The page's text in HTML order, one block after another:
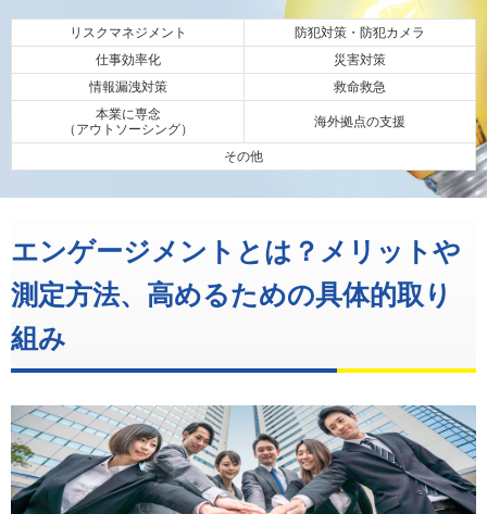
リスクマネジメント
防犯対策・防犯カメラ
仕事効率化
災害対策
情報漏洩対策
救命救急
本業に専念
（アウトソーシング）
海外拠点の支援
その他
エンゲージメントとは？メリットや
測定方法、高めるための具体的取り
組み